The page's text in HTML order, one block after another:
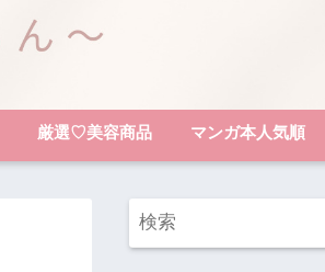
厳選♡美容商品 マンガ本人気順